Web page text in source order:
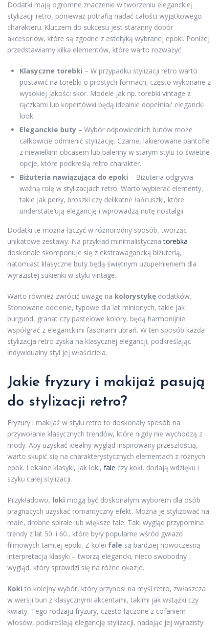
Dodatki mają ogromne znaczenie w tworzeniu eleganckiej
stylizacji retro, ponieważ potrafią nadać całości wyjątkowego
charakteru. Kluczem do sukcesu jest staranny dobór
akcesoriów, które są zgodne z estetyką wybranej epoki. Poniżej
przedstawiamy kilka elementów, które warto rozważyć.
Klasyczne torebki – W przypadku stylizacji retro warto
postawić na torebki o prostych formach, często wykonane z
wysokiej jakości skór. Modele jak np. torebki vintage z
rączkami lub kopertówki będą idealnie dopełniać elegancki
look.
Eleganckie buty – Wybór odpowiednich butów może
całkowicie odmienić stylizację. Czarne, lakierowane pantofle
z niewielkim obcasem lub baleriny w starym stylu to świetne
opcje, które podkreślą retro charakter.
Biżuteria nawiązująca do epoki – Biżuteria odgrywa
ważną rolę w stylizacjach retro. Warto wybierać elementy,
takie jak perły, broszki czy delikatne łańcuszki, które
understate’ują elegancję i wprowadzą nutę nostalgii.
Dodatki te można łączyć w różnorodny sposób, tworząc
unikatowe zestawy. Na przykład minimalistycznatorebka
doskonale skomponuje się z ekstrawagancką biżuterią,
natomiast klasyczne buty będą świetnym uzupełnieniem dla
wyrazistej sukienki w stylu vintage.
Warto również zwrócić uwagę na kolorystykę dodatków.
Stonowane odcienie, typowe dla lat minionych, takie jak
burgund, granat czy pastelowe kolory, będą harmonijnie
współgrać z eleganckimi fasonami ubrań. W ten sposób każda
stylizacja retro zyska na klasycznej elegancji, podkreślając
indywidualny styl jej właściciela.
Jakie fryzury i makijaż pasują
do stylizacji retro?
Fryzury i makijaż w stylu retro to doskonały sposób na
przywołanie klasycznych trendów, które nigdy nie wychodzą z
mody. Aby uzyskać idealny wygląd inspirowany przeszłością,
warto skupić się na charakterystycznych elementach z różnych
epok. Lokalne klasyki, jak loki, fale czy koki, dodają wdzięku i
szyku całej stylizacji.
Przykładowo, loki mogą być doskonałym wyborem dla osób
pragnących uzyskać romantyczny efekt. Można je stylizować na
małe, drobne spirale lub większe fale. Taki wygląd przypomina
trendy z lat 50. i 60., które były popularne wśród gwiazd
filmowych tamtej epoki. Z kolei fale są bardziej nowoczesną
interpretacją klasyki – tworzą elegancki, nieco swobodny
wygląd, który sprawdzi się na różne okazje.
Koki to kolejny wybór, który przynosi na myśl retro, zwłaszcza
w wersji bun z klasycznymi akcentami, takimi jak wstążki czy
kwiaty. Tego rodzaju fryzury, często łączone z cofaniem
włosów, podkreślają elegancję stylizacji, nadając jej wyrazisty